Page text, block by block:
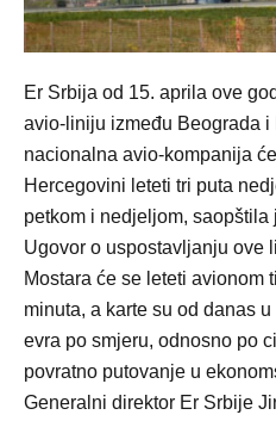
Er Srbija od 15. aprila ove
avio-liniju između Beograda i
nacionalna avio-kompanija
Hercegovini leteti tri puta
petkom i nedjeljom, saopštila
Ugovor o uspostavljanju ove
Mostara će se leteti avionom
minuta, a karte su od danas
evra po smjeru, odnosno po
povratno putovanje u
Generalni direktor Er Srbije